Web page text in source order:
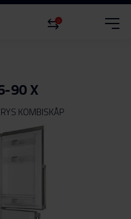
0
90 X
KOMBISKÅP